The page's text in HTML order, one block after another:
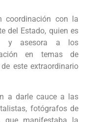
coordinación con la
del Estado, quien es
y asesora a los
en temas de
este extraordinario
a darle cauce a las
fotógrafos de